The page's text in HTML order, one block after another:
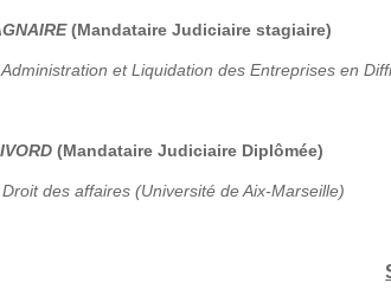
(Mandataire Judiciaire stagiaire)
et Liquidation des Entreprises en
(Mandataire Judiciaire Diplômée)
des affaires (Université de Aix-Marseille)